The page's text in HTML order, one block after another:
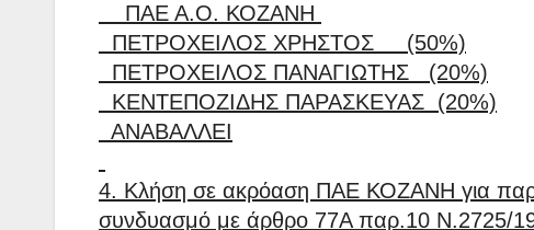
ΠΑΕ Α.Ο. ΚΟΖΑΝΗ
ΠΕΤΡΟΧΕΙΛΟΣ ΧΡΗΣΤΟΣ (50%)
ΠΕΤΡΟΧΕΙΛΟΣ ΠΑΝΑΓΙΩΤΗΣ (20%)
ΚΕΝΤΕΠΟΖΙΔΗΣ ΠΑΡΑΣΚΕΥΑΣ (20%)
ΑΝΑΒΑΛΛΕΙ
4. Κλήση σε ακρόαση ΠΑΕ ΚΟΖΑΝΗ για
συνδυασμό με άρθρο 77Α παρ.10 Ν.2725/